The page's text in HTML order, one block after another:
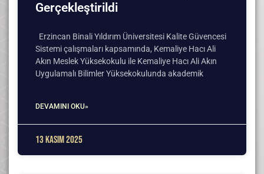
Gerçekleştirildi
Erzincan Binali Yıldırım Üniversitesi Kalite Güvencesi
Sistemi çalışmaları kapsamında, Kemaliye Hacı Ali
Akın Meslek Yüksekokulu ile Kemaliye Hacı Ali Akın
Uygulamalı Bilimler Yüksekokulunda akademik
DEVAMINI OKU»
13 Kasım 2025